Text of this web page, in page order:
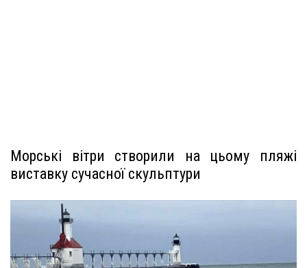
Морські вітри створили на цьому пляжі
виставку сучасної скульптури